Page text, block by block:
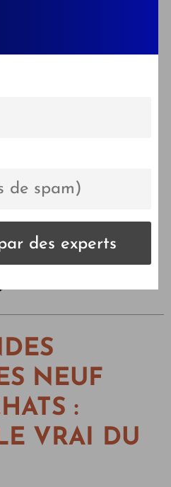
révélée…
CLÉS DE
NEUF
:
VRAI DU